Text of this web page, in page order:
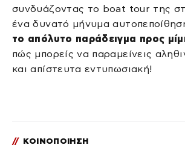
συνδυάζοντας το boat tour της
ένα δυνατό μήνυμα
το απόλυτο παράδειγμα προς
πώς μπορείς να παραμείνεις
και απίστευτα εντυπωσιακή!
// ΚΟΙΝΟΠΟΙΗΣΗ